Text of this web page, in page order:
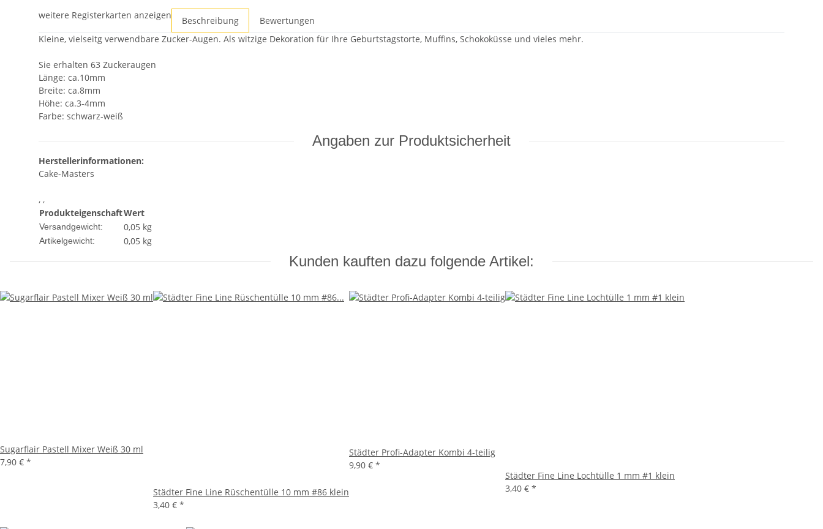
weitere Registerkarten anzeigen Beschreibung
Bewertungen
Kleine, vielseitg verwendbare Zucker-Augen. Als witzige Dekoration für Ihre Geburtstagstorte, Muffins, Schokoküsse und vieles mehr.
Sie erhalten 63 Zuckeraugen
Länge: ca.10mm
Breite: ca.8mm
Höhe: ca.3-4mm
Farbe: schwarz-weiß
Angaben zur Produktsicherheit
Herstellerinformationen:
Cake-Masters
, ,
ProdukteigenschaftWert
Versandgewicht: 0,05 kg
Artikelgewicht: 0,05 kg
Kunden kauften dazu folgende Artikel:
Sugarflair Pastell Mixer Weiß 30 ml
7,90 € *
Städter Fine Line Rüschentülle 10 mm #86 klein
3,40 € *
Städter Profi-Adapter Kombi 4-teilig
9,90 € *
Städter Fine Line Lochtülle 1 mm #1 klein
3,40 € *